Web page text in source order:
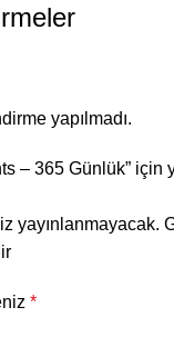
yapılmadı.
– 365 Günlük” için
yayınlanmayacak.
*